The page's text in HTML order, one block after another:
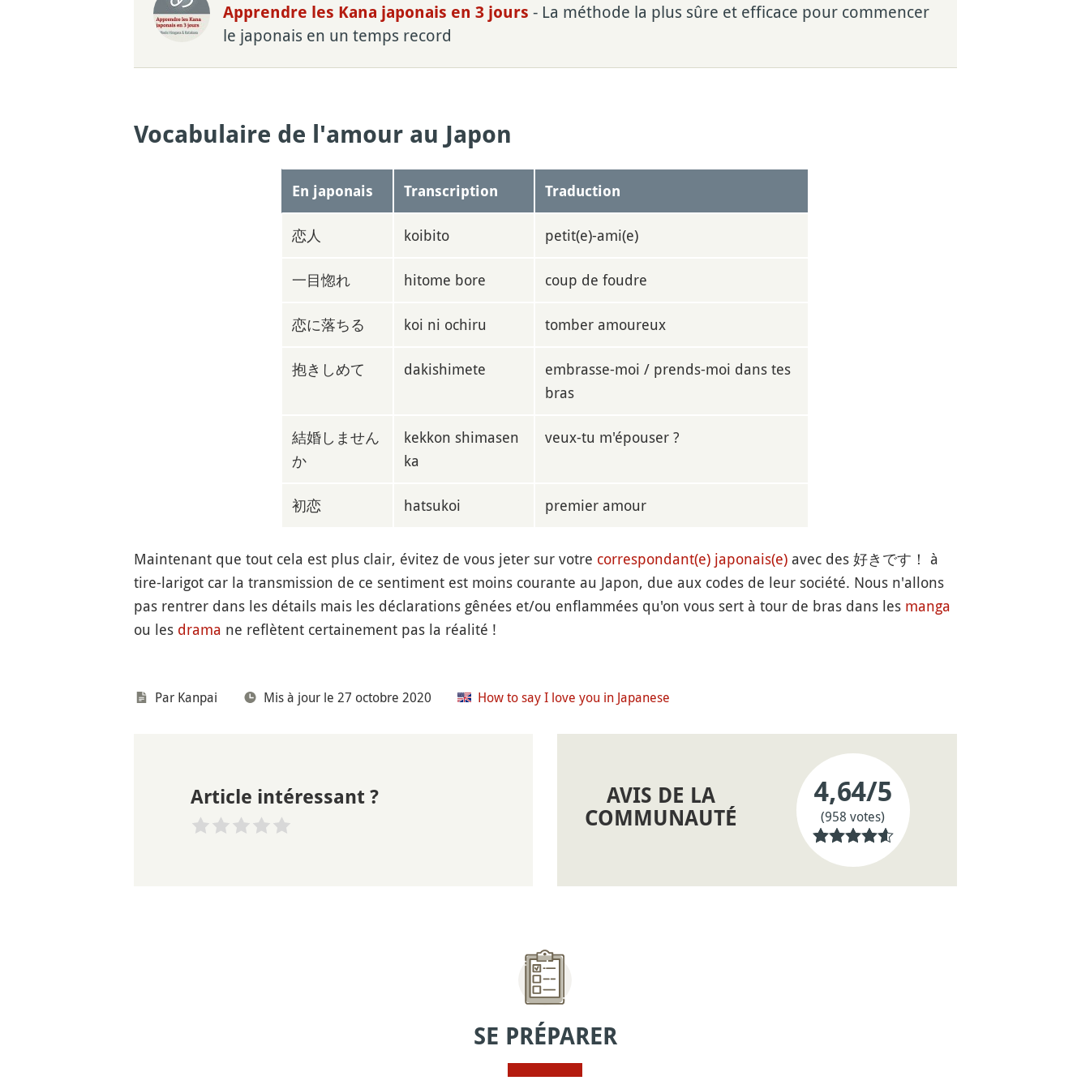
Apprendre les Kana japonais en 3 jours - La méthode la plus sûre et efficace pour commencer
le japonais en un temps record
Vocabulaire de l'amour au Japon
En japonais Transcription Traduction
恋人 koibito petit(e)-ami(e)
一目惚れ hitome bore coup de foudre
恋に落ちる koi ni ochiru tomber amoureux
抱きしめて dakishimete
embrasse-moi / prends-moi dans tes
bras
結婚しません
か
kekkon shimasen
ka
veux-tu m'épouser ?
初恋 hatsukoi premier amour
Maintenant que tout cela est plus clair, évitez de vous jeter sur votre correspondant(e) japonais(e)avec des 好きです！ à
tire-larigot car la transmission de ce sentiment est moins courante au Japon, due aux codes de leur société. Nous n'allons
pas rentrer dans les détails mais les déclarations gênées et/ou enflammées qu'on vous sert à tour de bras dans les manga
ou les drama ne reflètent certainement pas la réalité !
Par Kanpai Mis à jour le 27 octobre 2020 How to say I love you in Japanese
Article intéressant ?
AVIS DE LA
COMMUNAUTÉ
4,64/5
(958 votes)
SE PRÉPARER